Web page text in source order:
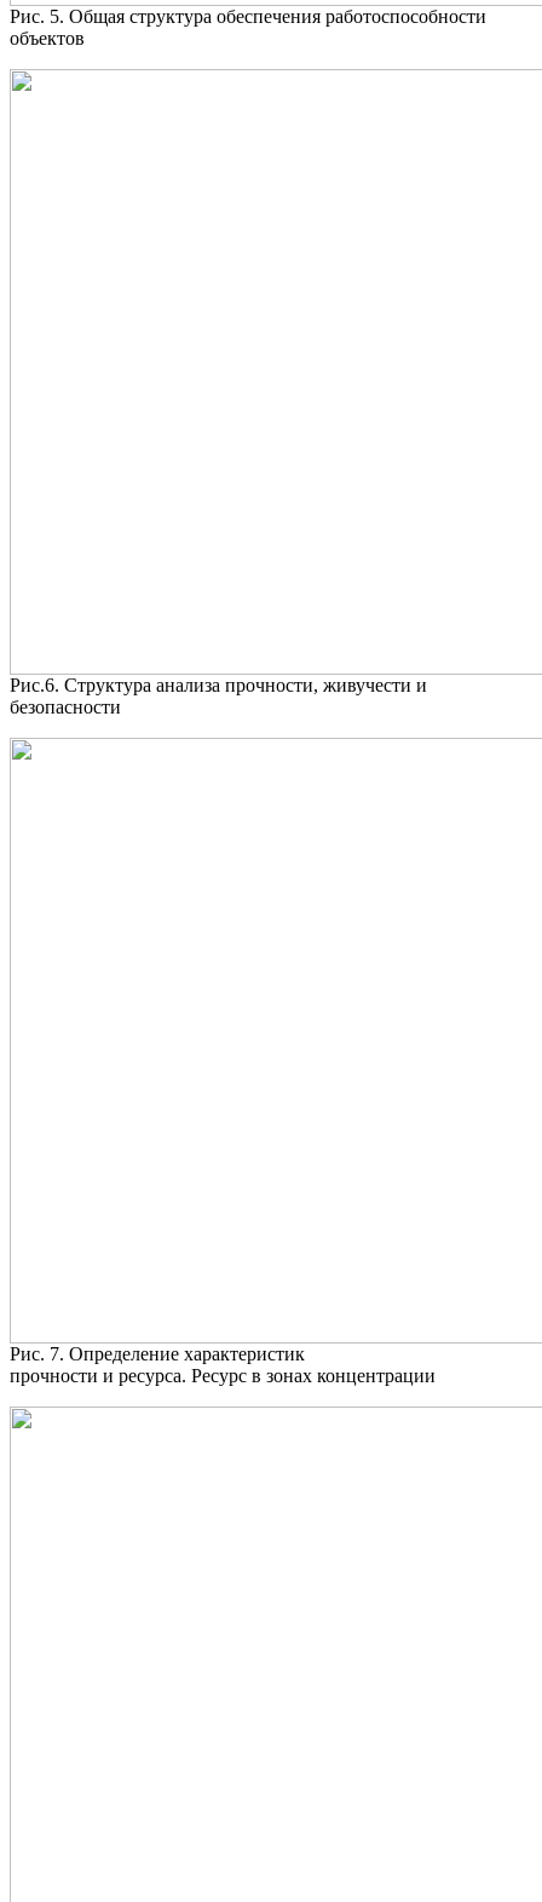
Рис. 5. Общая структура обеспечения работоспособности
объектов
Рис.6. Структура анализа прочности, живучести и
безопасности
Рис. 7. Определение характеристик
прочности и ресурса. Ресурс в зонах концентрации